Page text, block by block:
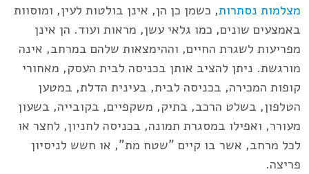
מצלמות נסתרות, כשמן כן הן, אינן בולטות לעין, ומוסוות
באמצעים שונים, כמו גלאי עשן, מראות ועוד. הן אינן
מפריעות לשגרת החיים, וההימצאות שלהם במרחב, אינה
מורגשת. ניתן להציב אותן בכניסה לבית העסק, מאחורי
קופות המכירה, בכניסה לבית, בעינית הדלת, במטען
הטלפון, בשלט הרכב, בתיק, משקפיים, בקובייה, בשעון
מעורר, ואפילו במסגרת תמונה, בכניסה לחניון, לחצר או
לכל מרחב, אשר בו קיים "שטח מת", או חשש לניסיון
פריצה.